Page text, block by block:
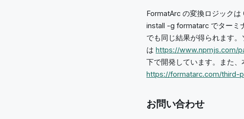
FormatArc の変換ロジック
install -g formatarc でターミ
でも同じ結果が得られます。
は https://www.npmjs.com/
下で開発しています。また
https://formatarc.com/third-
お問い合わせ